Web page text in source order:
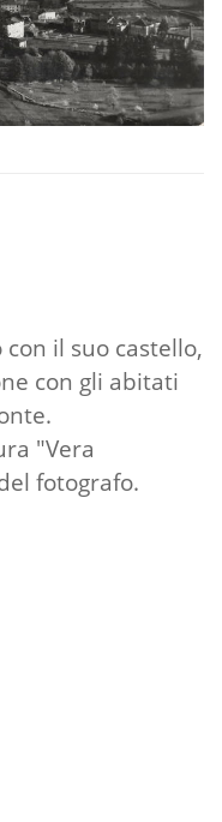
il suo castello,
con gli abitati
"Vera
fotografo.